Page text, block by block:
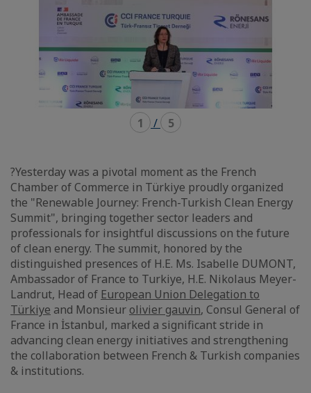
1 / 5
?Yesterday was a pivotal moment as the French
Chamber of Commerce in Türkiye proudly organized
the "Renewable Journey: French-Turkish Clean Energy
Summit", bringing together sector leaders and
professionals for insightful discussions on the future
of clean energy. The summit, honored by the
distinguished presences of H.E. Ms. Isabelle DUMONT,
Ambassador of France to Turkiye, H.E. Nikolaus Meyer-
Landrut, Head of European Union Delegation to
Türkiye and Monsieur olivier gauvin, Consul General of
France in İstanbul, marked a significant stride in
advancing clean energy initiatives and strengthening
the collaboration between French & Turkish companies
& institutions.